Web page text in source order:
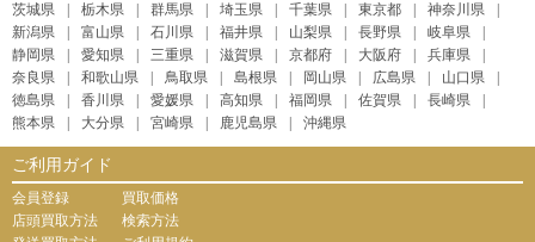
茨城県
栃木県 群馬県 埼玉県 千葉県 東京都
神奈川県
新潟県
富山県 石川県 福井県 山梨県 長野県
岐阜県
静岡県
愛知県 三重県 滋賀県 京都府 大阪府
兵庫県
奈良県
和歌山県 鳥取県 島根県 岡山県 広島県
山口県
徳島県
香川県 愛媛県 高知県 福岡県 佐賀県
長崎県
熊本県
大分県 宮崎県 鹿児島県 沖縄県
ご利用ガイド
会員登録
店頭買取方法
買取価格
検索方法